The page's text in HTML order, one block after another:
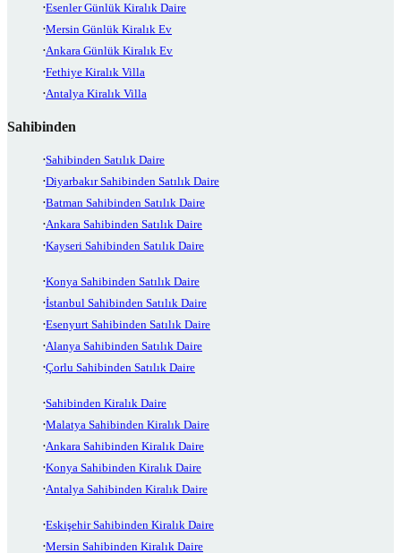
Esenler Günlük Kiralık Daire
Mersin Günlük Kiralık Ev
Ankara Günlük Kiralık Ev
Fethiye Kiralık Villa
Antalya Kiralık Villa
Sahibinden
Sahibinden Satılık Daire
Diyarbakır Sahibinden Satılık Daire
Batman Sahibinden Satılık Daire
Ankara Sahibinden Satılık Daire
Kayseri Sahibinden Satılık Daire
Konya Sahibinden Satılık Daire
İstanbul Sahibinden Satılık Daire
Esenyurt Sahibinden Satılık Daire
Alanya Sahibinden Satılık Daire
Çorlu Sahibinden Satılık Daire
Sahibinden Kiralık Daire
Malatya Sahibinden Kiralık Daire
Ankara Sahibinden Kiralık Daire
Konya Sahibinden Kiralık Daire
Antalya Sahibinden Kiralık Daire
Eskişehir Sahibinden Kiralık Daire
Mersin Sahibinden Kiralık Daire